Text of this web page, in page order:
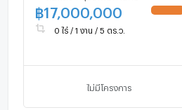
พาร์ทเมนต์ พื้นที่หายากในย่านนี้
฿17,000,000
0 ไร่ / 1 งาน / 5 ตร.ว.
ไม่มีโครงการ